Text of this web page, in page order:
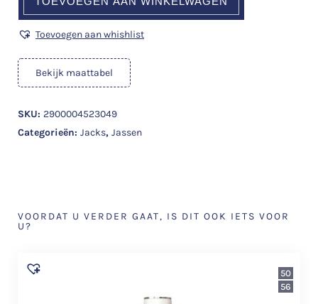
Toevoegen aan whishlist
Bekijk maattabel
SKU: 2900004523049
Categorieën: Jacks, Jassen
VOORDAT U VERDER GAAT, IS DIT OOK IETS VOOR
U?
50
56